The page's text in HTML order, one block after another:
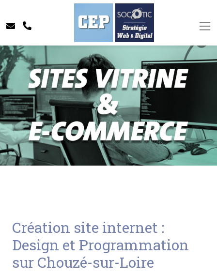
Création site internet :
Design et Programmation
sur Chouzé-sur-Loire